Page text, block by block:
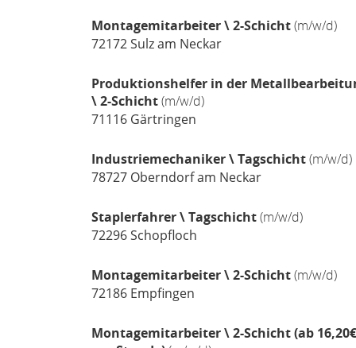
Montagemitarbeiter \ 2-Schicht(m/w/d)
72172Sulz am Neckar
Produktionshelfer in der
\ 2-Schicht(m/w/d)
71116Gärtringen
Industriemechaniker \ Tagschicht(m/w/d)
78727Oberndorf am Neckar
Staplerfahrer \ Tagschicht(m/w/d)
72296Schopfloch
Montagemitarbeiter \ 2-Schicht(m/w/d)
72186Empfingen
Montagemitarbeiter \ 2-Schicht (ab 16,20€